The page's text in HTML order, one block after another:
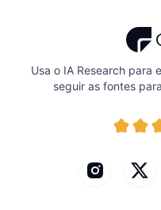
Usa o IA Research para
seguir as fontes